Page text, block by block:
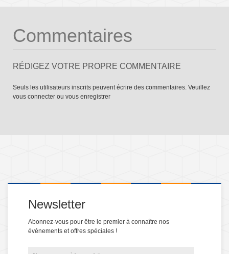
Commentaires
RÉDIGEZ VOTRE PROPRE COMMENTAIRE
Seuls les utilisateurs inscrits peuvent écrire des commentaires. Veuillez
vous connecter ou vous enregistrer
Newsletter
Abonnez-vous pour être le premier à connaître nos
événements et offres spéciales !